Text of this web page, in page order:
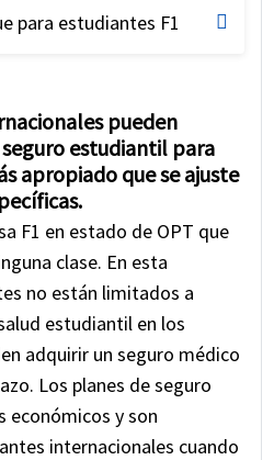
salud para estudiantes
cubren Covid-19 son
Advantage
Platinum
cubren la
19.
para los planes Plus,
ofrece seguro de
cobertura para el
fuera de su
para estudiantes F1
para estudiantes F1
estudiantes de
Student
médicamente
pueden
estudiantil para
apropiado que se ajuste
F1 en estado de OPT que
clase. En esta
no están limitados a
estudiantil en los
adquirir un seguro médico
Los planes de seguro
económicos y son
internacionales cuando